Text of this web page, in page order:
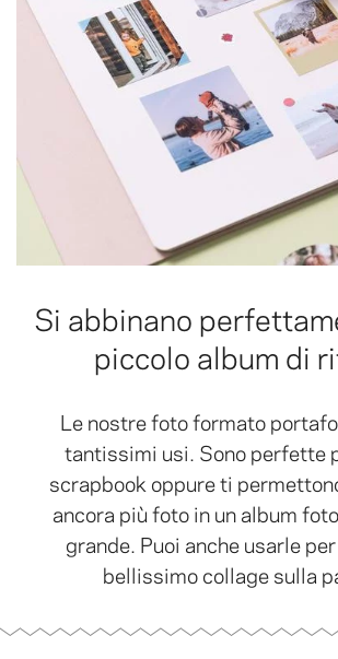
Si abbinano
piccolo album di
Le nostre foto formato
tantissimi usi. Sono perfette
scrapbook oppure ti
ancora più foto in un album
grande. Puoi anche usarle
bellissimo collage sulla